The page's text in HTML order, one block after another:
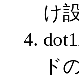
け
ド